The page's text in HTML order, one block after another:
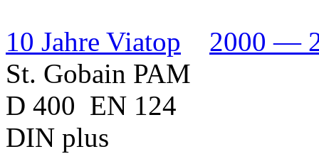
10 Jahre Viatop
2000 —
St. Gobain PAM
D 400 EN 124
DIN plus